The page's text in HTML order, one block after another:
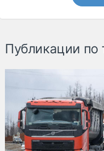
Публикации по